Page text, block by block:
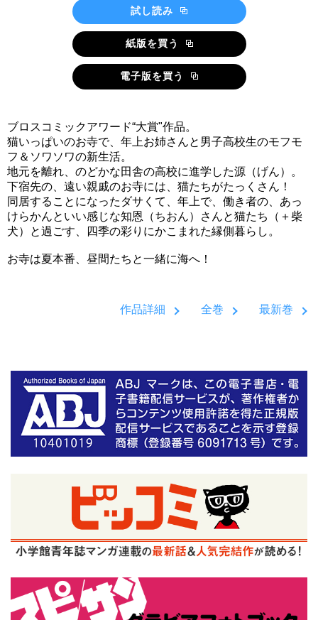
試し読み
紙版を買う
電子版を買う
ブロスコミックアワード“大賞"作品。
猫いっぱいのお寺で、年上お姉さんと男子高校生のモフモ
フ＆ソワソワの新生活。
地元を離れ、のどかな田舎の高校に進学した源（げん）。
下宿先の、遠い親戚のお寺には、猫たちがたっくさん！
同居することになったダサくて、年上で、働き者の、あっ
けらかんといい感じな知恩（ちおん）さんと猫たち（＋柴
犬）と過ごす、四季の彩りにかこまれた縁側暮らし。
お寺は夏本番、昼間たちと一緒に海へ！
作品詳細 全巻 最新巻